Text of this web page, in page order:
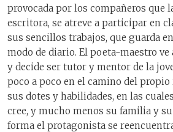
provocada por los compañeros que
escritora, se atreve a participar en
sus sencillos trabajos, que guarda
modo de diario. El poeta-maestro
y decide ser tutor y mentor de la
poco a poco en el camino del
sus dotes y habilidades, en las
cree, y mucho menos su familia y
forma el protagonista se